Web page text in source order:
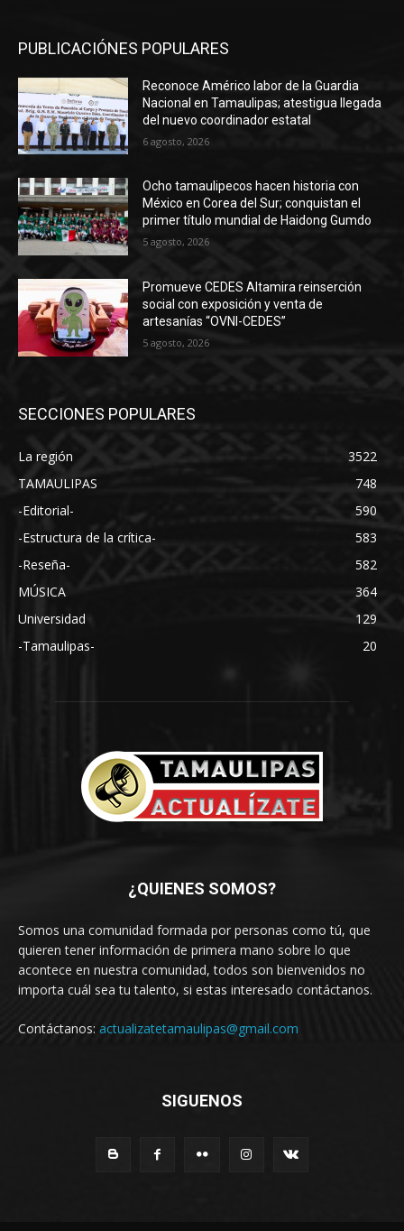
PUBLICACIÓNES POPULARES
Reconoce Américo labor de la Guardia
Nacional en Tamaulipas; atestigua llegada
del nuevo coordinador estatal
6 agosto, 2026
Ocho tamaulipecos hacen historia con
México en Corea del Sur; conquistan el
primer título mundial de Haidong Gumdo
5 agosto, 2026
Promueve CEDES Altamira reinserción
social con exposición y venta de
artesanías “OVNI-CEDES”
5 agosto, 2026
SECCIONES POPULARES
La región
3522
TAMAULIPAS
748
-Editorial-
590
-Estructura de la crítica-
583
-Reseña-
582
MÚSICA
364
Universidad
129
-Tamaulipas-
20
¿QUIENES SOMOS?
Somos una comunidad formada por personas como tú, que
quieren tener información de primera mano sobre lo que
acontece en nuestra comunidad, todos son bienvenidos no
importa cuál sea tu talento, si estas interesado contáctanos.
Contáctanos: actualizatetamaulipas@gmail.com
SIGUENOS